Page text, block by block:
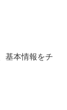
基本情報をチ